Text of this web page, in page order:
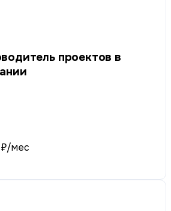
проектов в
₽/мес